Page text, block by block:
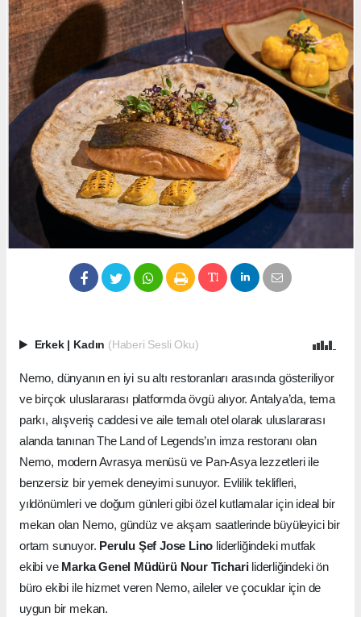
Erkek Kadın (Haberi Sesli Oku)
Nemo, dünyanın en iyi su altı restoranları arasında gösteriliyor
ve birçok uluslararası platformda övgü alıyor. Antalya’da, tema
parkı, alışveriş caddesi ve aile temalı otel olarak uluslararası
alanda tanınan The Land of Legends’ın imza restoranı olan
Nemo, modern Avrasya menüsü ve Pan-Asya lezzetleri ile
benzersiz bir yemek deneyimi sunuyor. Evlilik teklifleri,
yıldönümleri ve doğum günleri gibi özel kutlamalar için ideal bir
mekan olan Nemo, gündüz ve akşam saatlerinde büyüleyici bir
ortam sunuyor. Perulu Şef Jose Lino liderliğindeki mutfak
ekibi veMarka Genel Müdürü Nour Tichariliderliğindeki ön
büro ekibi ile hizmet veren Nemo, aileler ve çocuklar için de
uygun bir mekan.